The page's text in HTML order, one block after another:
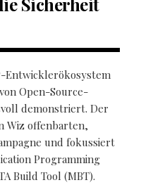
Entwicklerökosystem
Open-Source-
demonstriert. Der
Wiz offenbarten,
und fokussiert
Programming
Build Tool (MBT).